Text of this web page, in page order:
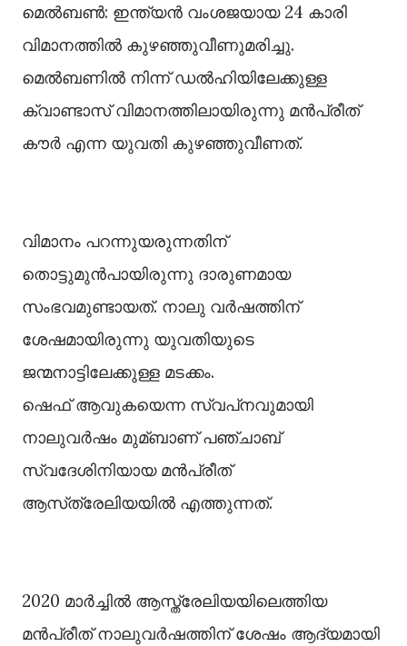
മെല്‍ബണ്‍: ഇന്ത്യൻ വംശജയായ 24 കാരി
വിമാനത്തില്‍ കുഴഞ്ഞുവീണുമരിച്ചു.
മെല്‍ബണില്‍ നിന്ന് ഡല്‍ഹിയിലേക്കുള്ള
ക്വാണ്ടാസ് വിമാനത്തിലായിരുന്നു മൻപ്രീത്
കൗർ എന്ന യുവതി കുഴഞ്ഞുവീണത്.
വിമാനം പറന്നുയരുന്നതിന്
തൊട്ടുമുൻപായിരുന്നു ദാരുണമായ
സംഭവമുണ്ടായത്. നാലു വർഷത്തിന്
ശേഷമായിരുന്നു യുവതിയുടെ
ജന്മനാട്ടിലേക്കുള്ള മടക്കം.
ഷെഫ് ആവുകയെന്ന സ്വപ്‌നവുമായി
നാലുവർഷം മുമ്ബാണ് പഞ്ചാബ്
സ്വദേശിനിയായ മൻപ്രീത്
ആസ്‌ത്രേലിയയില്‍ എത്തുന്നത്.
2020 മാർച്ചില്‍ ആസ്ത്രേലിയയിലെത്തിയ
മന്‍പ്രീത് നാലുവർഷത്തിന് ശേഷം ആദ്യമായി